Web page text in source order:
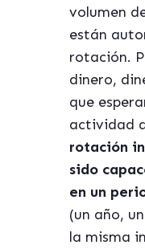
volumen
están
rotación.
dinero,
que
actividad
rotación
sido
en un
(un año,
la misma